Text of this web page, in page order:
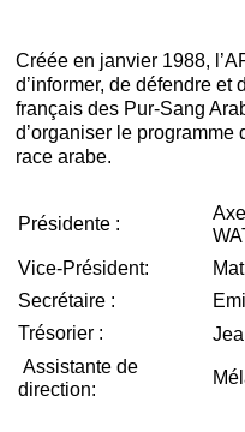
Créée en janvier 1988,
d’informer, de défendre et
français des Pur-Sang
d’organiser le programme
race arabe.
Présidente :
Vice-Président:
Secrétaire :
Trésorier :
Assistante de
direction: